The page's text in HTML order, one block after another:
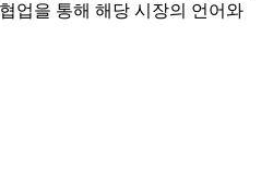
업을 통해 해당 시장의 언어와